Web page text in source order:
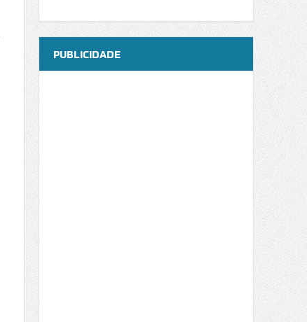
PUBLICIDADE